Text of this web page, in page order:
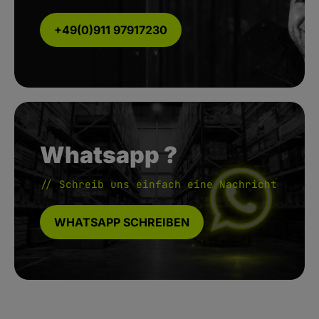
+49(0)911 97917230
Whatsapp ?
// Schreib uns einfach eine Nachricht
WHATSAPP SCHREIBEN